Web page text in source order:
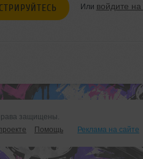
Или войдите на
защищены.
Помощь Реклама на сайте